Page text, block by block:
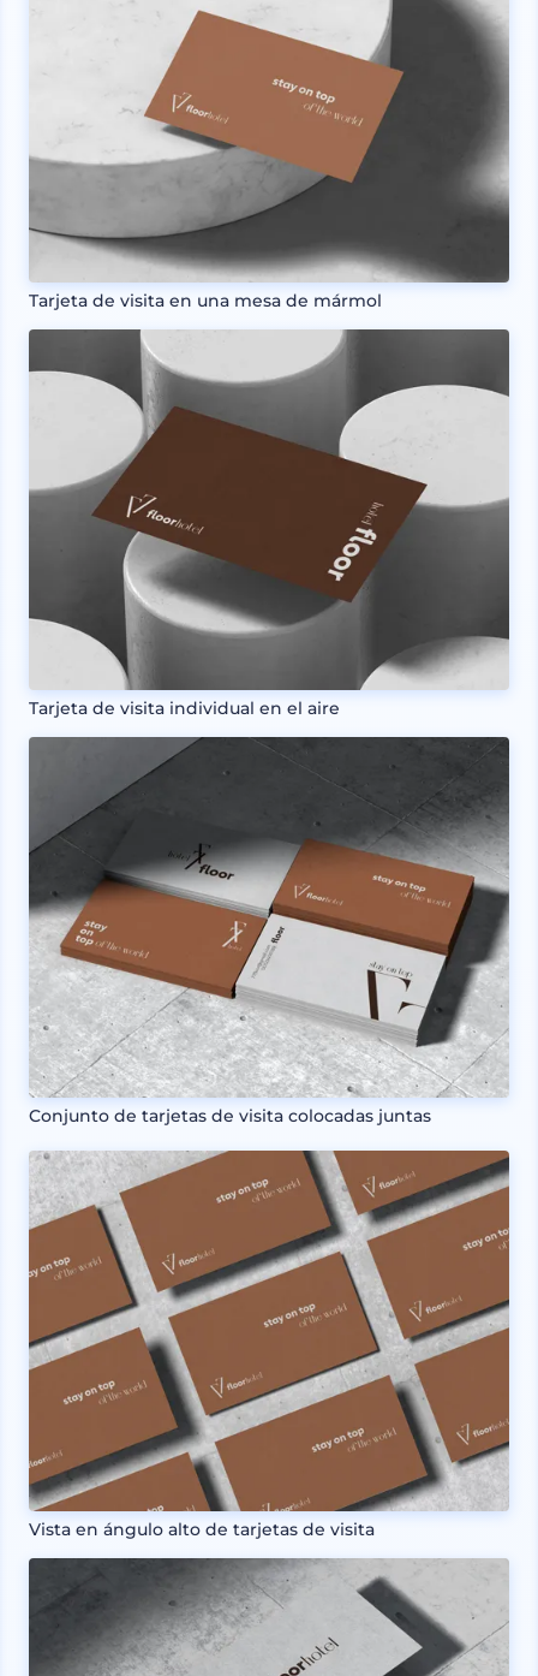
Tarjeta de visita en una mesa de mármol
Tarjeta de visita individual en el aire
Conjunto de tarjetas de visita colocadas juntas
Vista en ángulo alto de tarjetas de visita